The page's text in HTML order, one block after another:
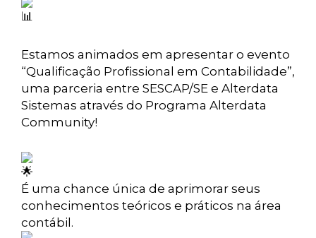
Estamos animados em apresentar o evento
“Qualificação Profissional em Contabilidade”,
uma parceria entre SESCAP/SE e Alterdata
Sistemas através do Programa Alterdata
Community!
É uma chance única de aprimorar seus
conhecimentos teóricos e práticos na área
contábil.